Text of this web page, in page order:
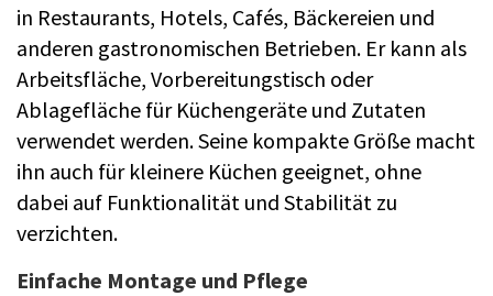
in Restaurants, Hotels, Cafés, Bäckereien und
anderen gastronomischen Betrieben. Er kann als
Arbeitsfläche, Vorbereitungstisch oder
Ablagefläche für Küchengeräte und Zutaten
verwendet werden. Seine kompakte Größe macht
ihn auch für kleinere Küchen geeignet, ohne
dabei auf Funktionalität und Stabilität zu
verzichten.
Einfache Montage und Pflege